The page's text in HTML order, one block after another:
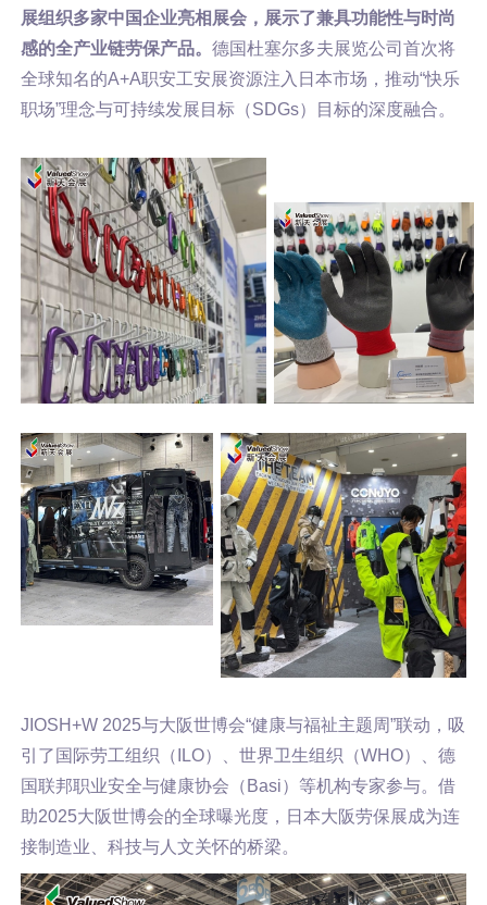
展组织多家中国企业亮相展会，展示了兼具功能性与时尚
感的全产业链劳保产品。 德国杜塞尔多夫展览公司首次将
全球知名的A+A职安工安展资源注入日本市场，推动“快乐
职场”理念与可持续发展目标（SDGs）目标的深度融合。
JIOSH+W 2025与大阪世博会“健康与福祉主题周”联动，吸
引了国际劳工组织（ILO）、世界卫生组织（WHO）、德
国联邦职业安全与健康协会（Basi）等机构专家参与。借
助2025大阪世博会的全球曝光度，日本大阪劳保展成为连
接制造业、科技与人文关怀的桥梁。